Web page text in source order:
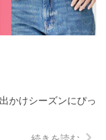
かけシーズンにぴっ